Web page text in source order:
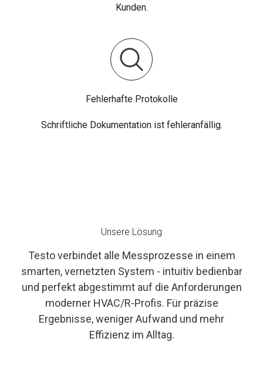
Kunden.
Fehlerhafte Protokolle
Schriftliche Dokumentation ist fehleranfällig.
Unsere Lösung
Testo verbindet alle Messprozesse in einem
smarten, vernetzten System - intuitiv bedienbar
und perfekt abgestimmt auf die Anforderungen
moderner HVAC/R-Profis. Für präzise
Ergebnisse, weniger Aufwand und mehr
Effizienz im Alltag.